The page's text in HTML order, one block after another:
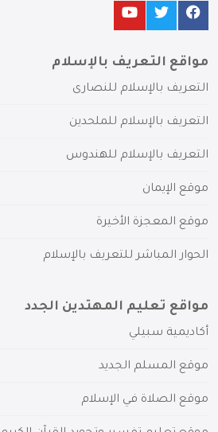
مواقع التعريف بالإسلام
التعريف بالإسلام للنصارى
التعريف بالإسلام للملحدين
التعريف بالإسلام للهندوس
موقع الإيمان
موقع المعجزة الأخيرة
الحوار المباشر للتعريف بالإسلام
مواقع تعليم المهتدين الجدد
أكاديمية سبيلي
موقع المسلم الجديد
موقع الصلاة في الإسلام